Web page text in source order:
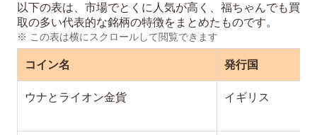
以下の表は、市場でとくに人気が高く、福ちゃんでも買
取の多い代表的な銘柄の特徴をまとめたものです。
※ この表は横にスクロールして閲覧できます
コイン名 発行国
ウナとライオン金貨 イギリス